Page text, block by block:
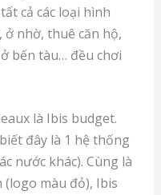
cả các loại hình
ở nhờ, thuê căn hộ,
bến tàu… đều chơi
là Ibis budget.
đây là 1 hệ thống
nước khác). Cùng là
(logo màu đỏ), Ibis